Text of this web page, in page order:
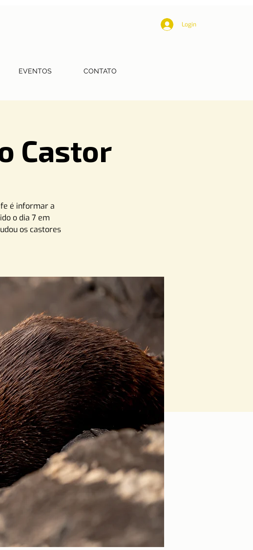
Login
EVENTOS CONTATO
Castor
é informar a
o dia 7 em
os castores